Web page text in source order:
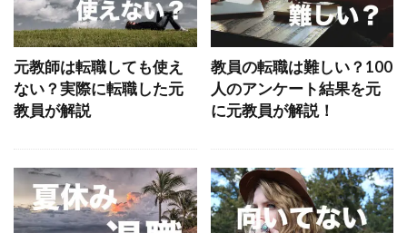
元教師は転職しても使え
ない？実際に転職した元
教員が解説
教員の転職は難しい？100
人のアンケート結果を元
に元教員が解説！